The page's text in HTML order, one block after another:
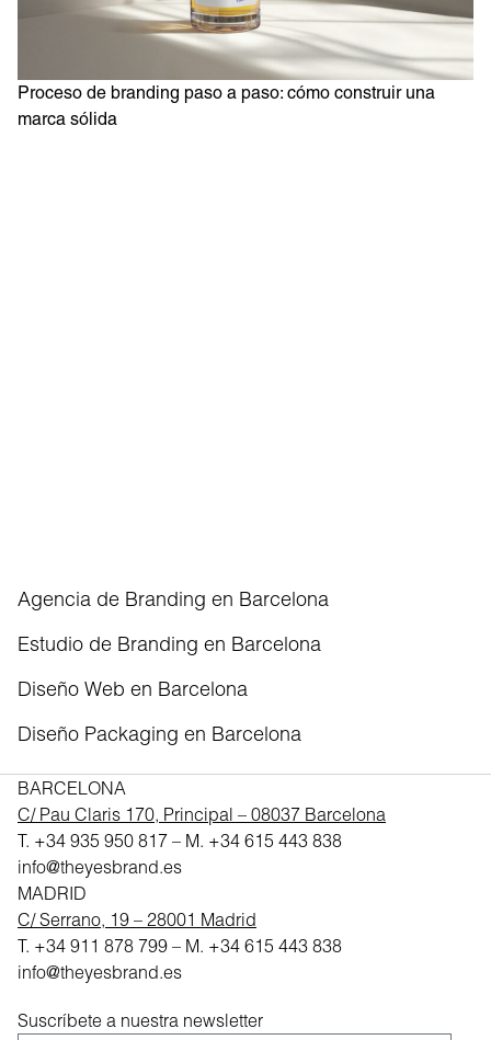
Proceso de branding paso a paso: cómo construir una
marca sólida
Agencia de Branding en Barcelona
Estudio de Branding en Barcelona
Diseño Web en Barcelona
Diseño Packaging en Barcelona
BARCELONA
C/ Pau Claris 170, Principal – 08037 Barcelona
T. +34 935 950 817 – M. +34 615 443 838
info@theyesbrand.es
MADRID
C/ Serrano, 19 – 28001 Madrid
T. +34 911 878 799 – M. +34 615 443 838
info@theyesbrand.es
Suscríbete a nuestra newsletter